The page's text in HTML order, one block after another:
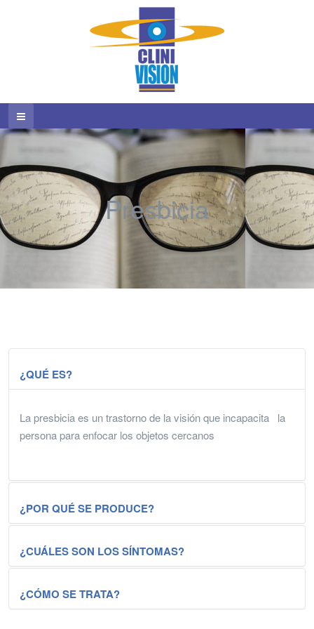
Presbicia
¿QUÉ ES?
La presbicia es un trastorno de la visión que incapacita la
persona para enfocar los objetos cercanos
¿POR QUÉ SE PRODUCE?
El ojo, en condiciones de reposo, se halla adaptado para ver
de lejos. Si queremos enfocar cosas que se encuentran
cerca, como el teléfono celular o un libro, debemos cambiar
el foco. Para este fin nuestro ojo realiza un proceso
¿CUÁLES SON LOS SÍNTOMAS?
¿CÓMO SE TRATA?